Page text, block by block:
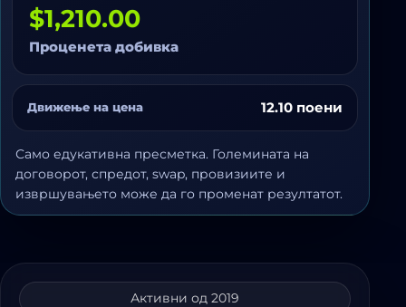
$1,210.00
Проценета добивка
Движење на цена 12.10 поени
Само едукативна пресметка. Големината на
договорот, спредот, swap, провизиите и
извршувањето може да го променат резултатот.
Активни од 2019